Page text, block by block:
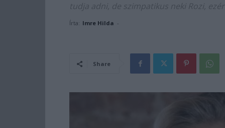
tudja adni, de szimpatikus neki Rozi,
Írta: Imre Hilda -
Share